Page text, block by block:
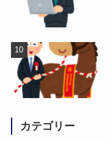
カテゴリー